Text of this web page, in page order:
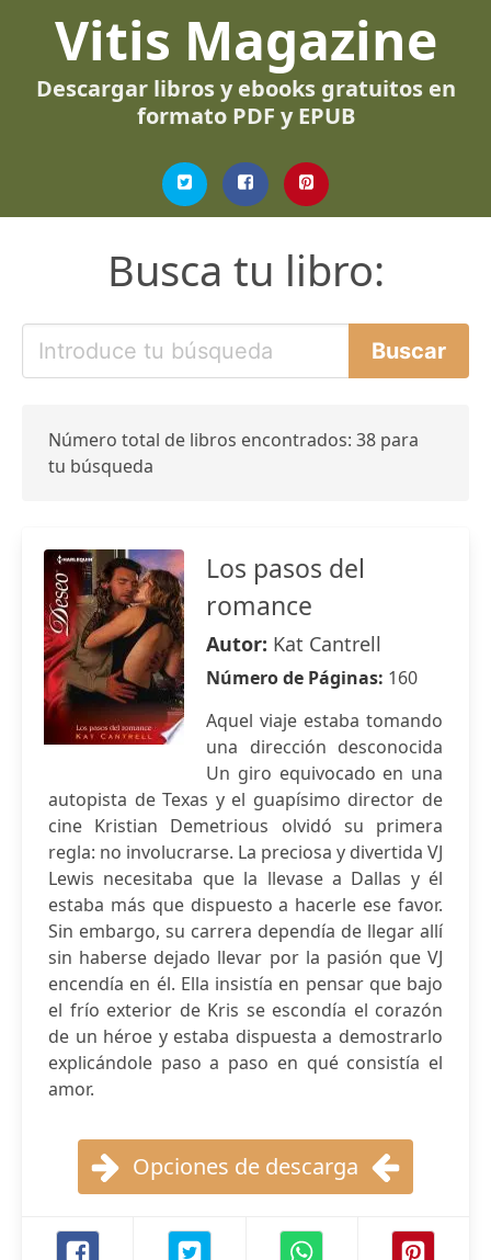
Vitis Magazine
Descargar libros y ebooks gratuitos en
formato PDF y EPUB
Busca tu libro:
Número total de libros encontrados: 38 para
tu búsqueda
Los pasos del
romance
Autor: Kat Cantrell
Número de Páginas: 160
Aquel viaje estaba tomando
una dirección desconocida
Un giro equivocado en una
autopista de Texas y el guapísimo director de
cine Kristian Demetrious olvidó su primera
regla: no involucrarse. La preciosa y divertida VJ
Lewis necesitaba que la llevase a Dallas y él
estaba más que dispuesto a hacerle ese favor.
Sin embargo, su carrera dependía de llegar allí
sin haberse dejado llevar por la pasión que VJ
encendía en él. Ella insistía en pensar que bajo
el frío exterior de Kris se escondía el corazón
de un héroe y estaba dispuesta a demostrarlo
explicándole paso a paso en qué consistía el
amor.
Opciones de descarga